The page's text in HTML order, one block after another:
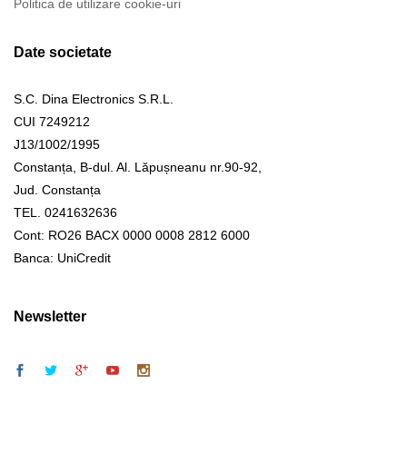
Politica de utilizare cookie-uri
Date societate
S.C. Dina Electronics S.R.L.
CUI 7249212
J13/1002/1995
Constanța, B-dul. Al. Lăpușneanu nr.90-92,
Jud. Constanța
TEL. 0241632636
Cont: RO26 BACX 0000 0008 2812 6000
Banca: UniCredit
Newsletter